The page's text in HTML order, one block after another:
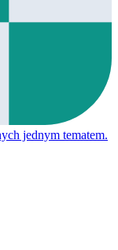
jednym tematem.